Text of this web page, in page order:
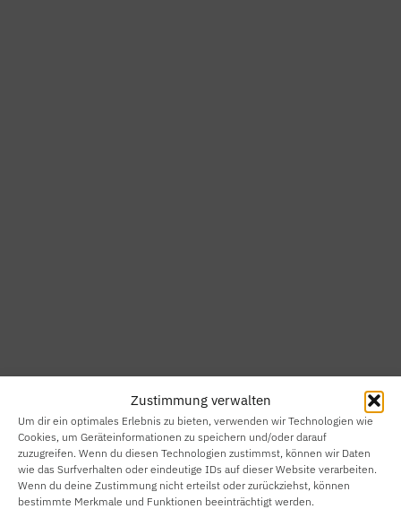
Zustimmung verwalten
Um dir ein optimales Erlebnis zu bieten, verwenden wir Technologien wie
Cookies, um Geräteinformationen zu speichern und/oder darauf
zuzugreifen. Wenn du diesen Technologien zustimmst, können wir Daten
wie das Surfverhalten oder eindeutige IDs auf dieser Website verarbeiten.
Wenn du deine Zustimmung nicht erteilst oder zurückziehst, können
bestimmte Merkmale und Funktionen beeinträchtigt werden.
HOME
SMART
BUILDING
SMARTE